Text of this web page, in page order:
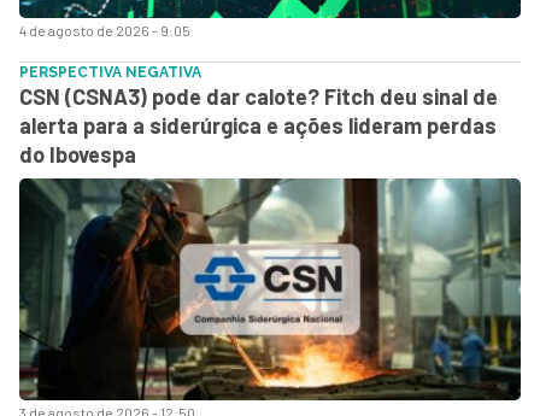
4 de agosto de 2026 - 9:05
3 de agosto de 2026 - 12:50
PERSPECTIVA NEGATIVA
CSN (CSNA3) pode dar calote? Fitch deu sinal de
alerta para a siderúrgica e ações lideram perdas
do Ibovespa